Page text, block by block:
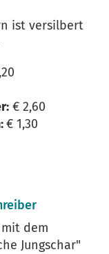
ist versilbert
€ 2,60
€ 1,30
dem
Jungschar"